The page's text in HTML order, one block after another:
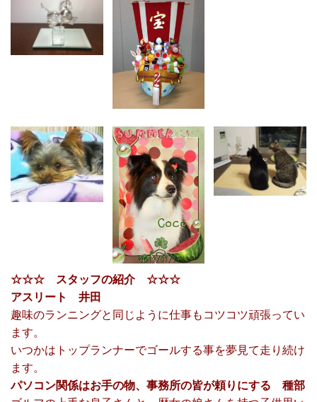
☆☆☆ スタッフの紹介 ☆☆☆
アスリート 井田
趣味のランニングと同じように仕事もコツコツ頑張ってい
ます。
いつかはトップランナーでゴールする事を夢見て走り続け
ます。
パソコン関係はお手の物、事務所の皆が頼りにする 種部